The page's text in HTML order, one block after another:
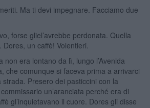
Ma ti devi impegnare. Facciamo due
forse gliel’avrebbe perdonata. Quella
un caffè! Volentieri.
non era lontano da lì, lungo l’Avenida
che comunque si faceva prima a arrivarci
Presero dei pasticcini con la
un’aranciata perché era di
gl’inquietavano il cuore. Dores gli disse